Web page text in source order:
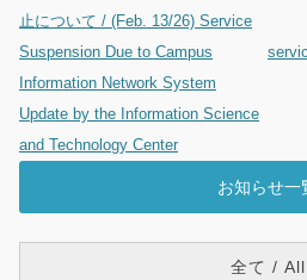
止について / (Feb. 13/26) Service
Suspension Due to Campus
Information Network System
Update by the Information Science
and Technology Center
お知らせ一
全て / All